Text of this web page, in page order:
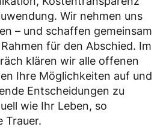
Wir nehmen uns
– und schaffen gemeinsam
für den Abschied. Im
klären wir alle offenen
Ihre Möglichkeiten auf und
Entscheidungen zu
wie Ihr Leben, so
Trauer.